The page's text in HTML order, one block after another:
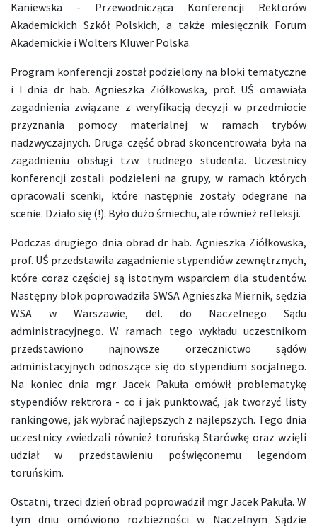
Kaniewska - Przewodnicząca Konferencji Rektorów
Akademickich Szkół Polskich, a także miesięcznik Forum
Akademickie i Wolters Kluwer Polska.
Program konferencji został podzielony na bloki tematyczne
i I dnia dr hab. Agnieszka Ziółkowska, prof. UŚ omawiała
zagadnienia związane z weryfikacją decyzji w przedmiocie
przyznania pomocy materialnej w ramach trybów
nadzwyczajnych. Druga część obrad skoncentrowała była na
zagadnieniu obsługi tzw. trudnego studenta. Uczestnicy
konferencji zostali podzieleni na grupy, w ramach których
opracowali scenki, które następnie zostały odegrane na
scenie. Działo się (!). Było dużo śmiechu, ale również refleksji.
Podczas drugiego dnia obrad dr hab. Agnieszka Ziółkowska,
prof. UŚ przedstawila zagadnienie stypendiów zewnętrznych,
które coraz częściej są istotnym wsparciem dla studentów.
Następny blok poprowadziła SWSA Agnieszka Miernik, sędzia
WSA w Warszawie, del. do Naczelnego Sądu
administracyjnego. W ramach tego wykładu uczestnikom
przedstawiono najnowsze orzecznictwo sądów
administacyjnych odnoszące się do stypendium socjalnego.
Na koniec dnia mgr Jacek Pakuła omówił problematykę
stypendiów rektrora - co i jak punktować, jak tworzyć listy
rankingowe, jak wybrać najlepszych z najlepszych. Tego dnia
uczestnicy zwiedzali również toruńską Starówkę oraz wzięli
udział w przedstawieniu poświęconemu legendom
toruńskim.
Ostatni, trzeci dzień obrad poprowadził mgr Jacek Pakuła. W
tym dniu omówiono rozbieżności w Naczelnym Sądzie